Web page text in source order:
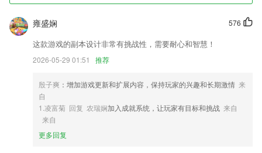
1,掌控2265外勤人员工作状态与业务进展实现销售过程精细化管理，提升
执行力和管理效率
2,拥有三大特色功能：
3,专业且易于使用的屏幕录制和视频编辑应用。
伙伴靠谱程度
5,无收费：无会费等任何收费名目。
6,实时数据报表，助您运筹帷幄，决胜千里
1号彩票方版软件优势
576
雍盛娴
这款游戏的副本设计非常有挑战性，需要耐心和智慧！
2026-05-29 01:51 推荐
殷子爽 ：增加游戏更新和扩展内容，保持玩家的兴趣和长期激情 来
自
1.凌富菊 回复 农瑞娴加入成就系统，让玩家有目标和挑战 来自
来自
更多回复